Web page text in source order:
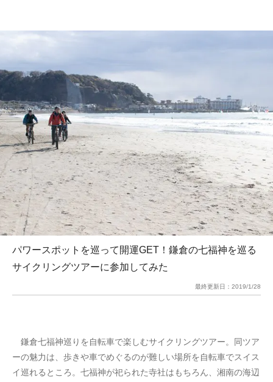
パワースポットを巡って開運GET！鎌倉の七福神を巡る
サイクリングツアーに参加してみた
最終更新日： 2019/1/28
鎌倉七福神巡りを自転車で楽しむサイクリングツアー。同ツア
ーの魅力は、歩きや車でめぐるのが難しい場所を自転車でスイス
イ巡れるところ。七福神が祀られた寺社はもちろん、湘南の海辺